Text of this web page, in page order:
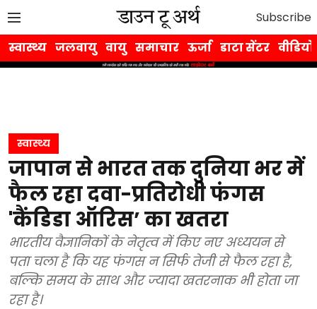
Subscribe
स्वास्थ्य जलवायु वायु समाचार ऊर्जा डाटा सेंटर वीडियो
स्वास्थ्य
जापान से भारत तक दुनिया भर में
फैल रहा दवा-प्रतिरोधी फंगस
'कैंडिडा ऑरिस’ का खतरा
भारतीय वैज्ञानिकों के नेतृत्व में किए नए अध्ययन से
पता चला है कि यह फंगस न सिर्फ तेजी से फैल रहा है,
बल्कि समय के साथ और ज्यादा खतरनाक भी होता जा
रहा है।